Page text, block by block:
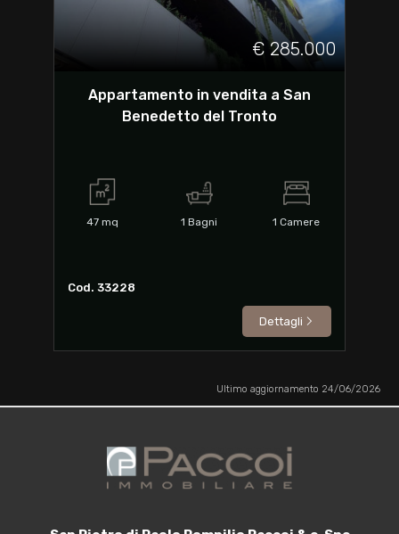
€ 285.000
Appartamento in vendita a San
Benedetto del Tronto
47 mq 1 Bagni 1 Camere
Cod. 33228
Dettagli
Ultimo aggiornamento 24/06/2026